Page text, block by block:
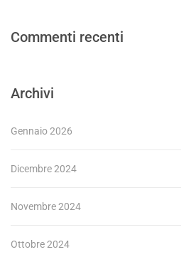
Commenti recenti
Archivi
Gennaio 2026
Dicembre 2024
Novembre 2024
Ottobre 2024